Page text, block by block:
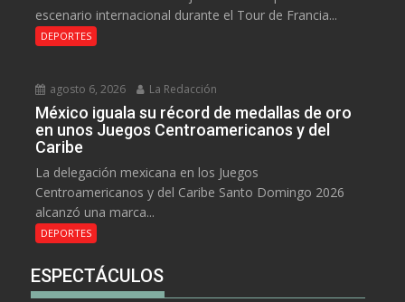
escenario internacional durante el Tour de Francia...
DEPORTES
agosto 6, 2026 La Redacción
México iguala su récord de medallas de oro
en unos Juegos Centroamericanos y del
Caribe
La delegación mexicana en los Juegos
Centroamericanos y del Caribe Santo Domingo 2026
alcanzó una marca...
DEPORTES
ESPECTÁCULOS